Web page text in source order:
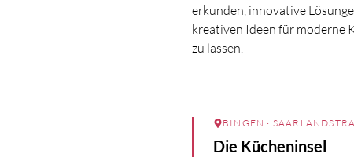
erkunden, innovative
kreativen Ideen für moderne
zu lassen.
BINGEN ·
Die Kücheninsel